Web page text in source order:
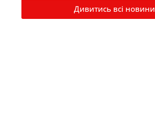
Дивитись всі новини